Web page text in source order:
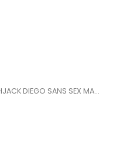
MASTURBATORE FLESHJACK DIEGO SANS SEX MACHINE BUTT